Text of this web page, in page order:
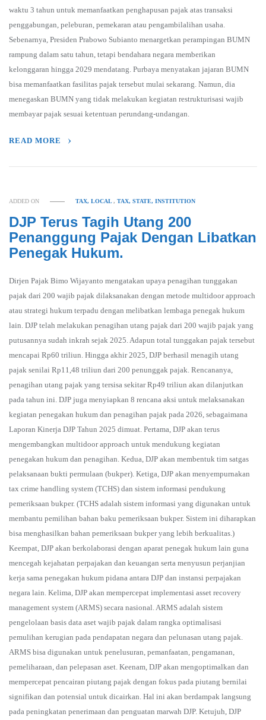
waktu 3 tahun untuk memanfaatkan penghapusan pajak atas transaksi
penggabungan, peleburan, pemekaran atau pengambilalihan usaha.
Sebenarnya, Presiden Prabowo Subianto menargetkan perampingan BUMN
rampung dalam satu tahun, tetapi bendahara negara memberikan
kelonggaran hingga 2029 mendatang. Purbaya menyatakan jajaran BUMN
bisa memanfaatkan fasilitas pajak tersebut mulai sekarang. Namun, dia
menegaskan BUMN yang tidak melakukan kegiatan restrukturisasi wajib
membayar pajak sesuai ketentuan perundang-undangan.
READ MORE
ADDED ON TAX, LOCAL,TAX, STATE, INSTITUTION
DJP Terus Tagih Utang 200
Penanggung Pajak Dengan Libatkan
Penegak Hukum.
Dirjen Pajak Bimo Wijayanto mengatakan upaya penagihan tunggakan
pajak dari 200 wajib pajak dilaksanakan dengan metode multidoor approach
atau strategi hukum terpadu dengan melibatkan lembaga penegak hukum
lain. DJP telah melakukan penagihan utang pajak dari 200 wajib pajak yang
putusannya sudah inkrah sejak 2025. Adapun total tunggakan pajak tersebut
mencapai Rp60 triliun. Hingga akhir 2025, DJP berhasil menagih utang
pajak senilai Rp11,48 triliun dari 200 penunggak pajak. Rencananya,
penagihan utang pajak yang tersisa sekitar Rp49 triliun akan dilanjutkan
pada tahun ini. DJP juga menyiapkan 8 rencana aksi untuk melaksanakan
kegiatan penegakan hukum dan penagihan pajak pada 2026, sebagaimana
Laporan Kinerja DJP Tahun 2025 dimuat. Pertama, DJP akan terus
mengembangkan multidoor approach untuk mendukung kegiatan
penegakan hukum dan penagihan. Kedua, DJP akan membentuk tim satgas
pelaksanaan bukti permulaan (bukper). Ketiga, DJP akan menyempurnakan
tax crime handling system (TCHS) dan sistem informasi pendukung
pemeriksaan bukper. (TCHS adalah sistem informasi yang digunakan untuk
membantu pemilihan bahan baku pemeriksaan bukper. Sistem ini diharapkan
bisa menghasilkan bahan pemeriksaan bukper yang lebih berkualitas.)
Keempat, DJP akan berkolaborasi dengan aparat penegak hukum lain guna
mencegah kejahatan perpajakan dan keuangan serta menyusun perjanjian
kerja sama penegakan hukum pidana antara DJP dan instansi perpajakan
negara lain. Kelima, DJP akan mempercepat implementasi asset recovery
management system (ARMS) secara nasional. ARMS adalah sistem
pengelolaan basis data aset wajib pajak dalam rangka optimalisasi
pemulihan kerugian pada pendapatan negara dan pelunasan utang pajak.
ARMS bisa digunakan untuk penelusuran, pemanfaatan, pengamanan,
pemeliharaan, dan pelepasan aset. Keenam, DJP akan mengoptimalkan dan
mempercepat pencairan piutang pajak dengan fokus pada piutang bernilai
signifikan dan potensial untuk dicairkan. Hal ini akan berdampak langsung
pada peningkatan penerimaan dan penguatan marwah DJP. Ketujuh, DJP